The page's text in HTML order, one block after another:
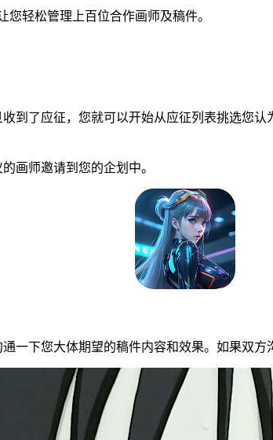
轻松管理上百位合作画师及稿件。
了应征，您就可以开始从应征列表挑选您认
画师邀请到您的企划中。
下您大体期望的稿件内容和效果。如果双方